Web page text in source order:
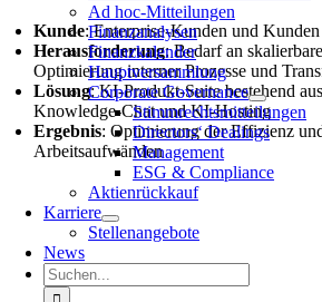
Ad hoc-Mitteilungen
Finanzanalysen
Finanzkalender
Hauptversammlung
Corporate Governance
Stimmrechtsmitteilungen
Directors‘ Dealings
Management
ESG & Compliance
Aktienrückkauf
Karriere
Stellenangebote
News
Suche
nach:
Kunde: Enterprise-Kunden und
Herausforderung: Bedarf an
Optimierung interner Prozesse und
Lösung: KI-Produkt-Suite bestehend
Knowledge-Chat und KI-Hosting
Ergebnis: Optimierung der Effizienz
Arbeitsaufwänden